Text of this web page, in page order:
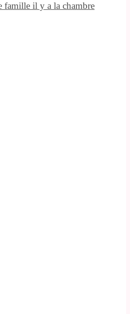
famille il y a la chambre